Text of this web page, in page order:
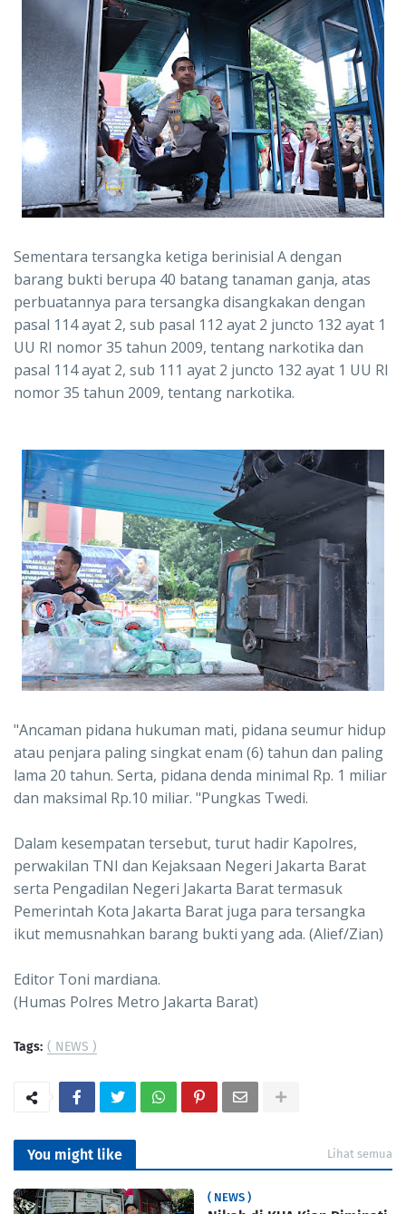
Sementara tersangka ketiga berinisial A dengan
barang bukti berupa 40 batang tanaman ganja, atas
perbuatannya para tersangka disangkakan dengan
pasal 114 ayat 2, sub pasal 112 ayat 2 juncto 132 ayat 1
UU RI nomor 35 tahun 2009, tentang narkotika dan
pasal 114 ayat 2, sub 111 ayat 2 juncto 132 ayat 1 UU RI
nomor 35 tahun 2009, tentang narkotika.
"Ancaman pidana hukuman mati, pidana seumur hidup
atau penjara paling singkat enam (6) tahun dan paling
lama 20 tahun. Serta, pidana denda minimal Rp. 1 miliar
dan maksimal Rp.10 miliar. "Pungkas Twedi.
Dalam kesempatan tersebut, turut hadir Kapolres,
perwakilan TNI dan Kejaksaan Negeri Jakarta Barat
serta Pengadilan Negeri Jakarta Barat termasuk
Pemerintah Kota Jakarta Barat juga para tersangka
ikut memusnahkan barang bukti yang ada. (Alief/Zian)
Editor Toni mardiana.
(Humas Polres Metro Jakarta Barat)
Tags: ( NEWS )
You might like Lihat semua
( NEWS )